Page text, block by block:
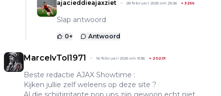
ajacieddieajaxziet 28 februari 2025 om 23:26 + 3256
Slap antwoord
0+ Antwoord
MarcelvTol1971 16 februari 2025 om 9:36 + 20201
Beste redactie AJAX Showtime :
Kijken jullie zelf weleens op deze site ?